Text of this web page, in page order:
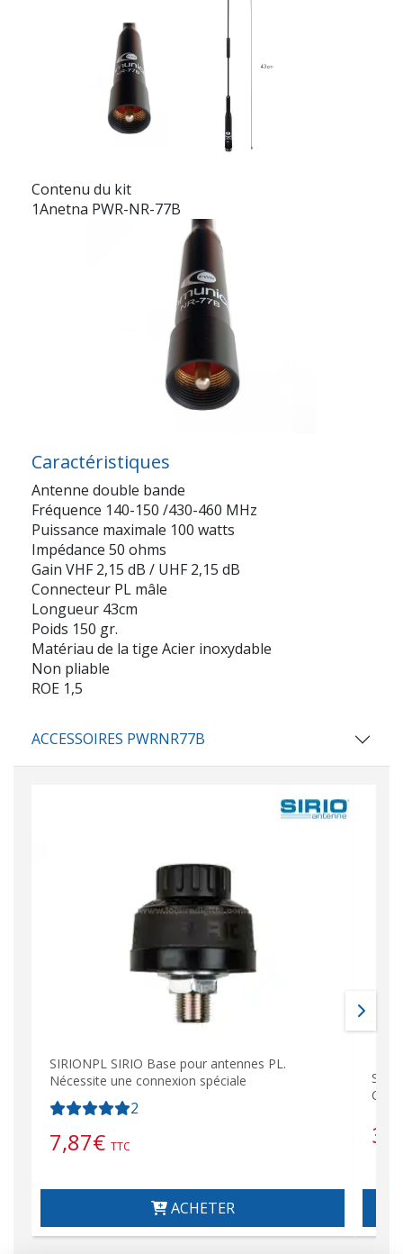
Contenu du kit
1Anetna PWR-NR-77B
Caractéristiques
Antenne double bande
Fréquence 140-150 /430-460 MHz
Puissance maximale 100 watts
Impédance 50 ohms
Gain VHF 2,15 dB / UHF 2,15 dB
Connecteur PL mâle
Longueur 43cm
Poids 150 gr.
Matériau de la tige Acier inoxydable
Non pliable
ROE 1,5
ACCESSOIRES PWRNR77B
SIRIONPL SIRIO Base pour antennes PL.
Nécessite une connexion spéciale
2
7,87€ TTC
ACHETER